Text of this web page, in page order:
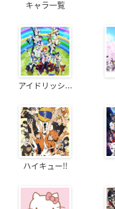
キャラ一覧
アイドリッシ...
ハイキュー!!